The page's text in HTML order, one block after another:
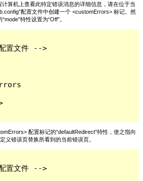
算机上查看此特定错误消息的详细信息，请在位于当
配置文件中创建一个 <customErrors> 标记。然
特性设置为“Off”。
置文件 -->
配置标记的“defaultRedirect”特性，使之指向
义错误页替换所看到的当前错误页。
置文件 -->